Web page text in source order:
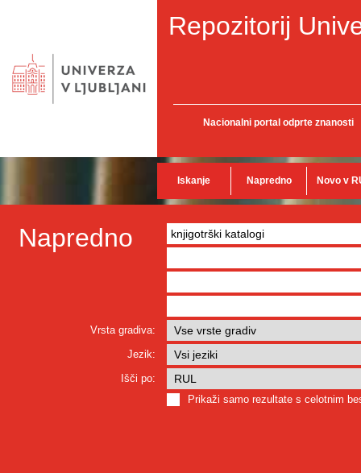
Repozitorij
Nacionalni portal odprte znanosti
Iskanje Napredno Novo v
Napredno
Vrsta gradiva:
Jezik:
Išči po:
Prikaži samo rezultate s celotnim